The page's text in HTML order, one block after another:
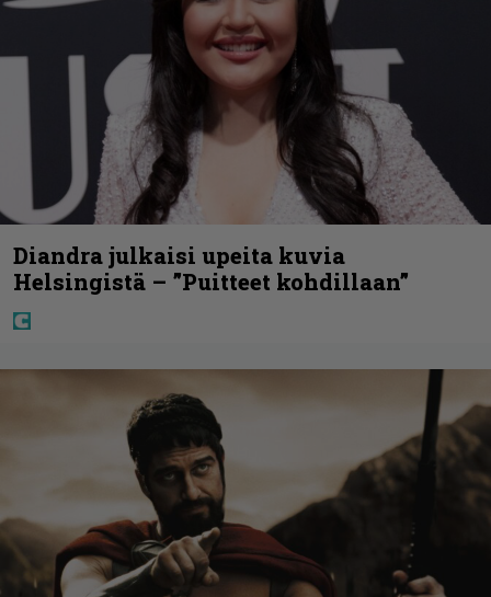
Diandra julkaisi upeita kuvia
Helsingistä – ”Puitteet kohdillaan”